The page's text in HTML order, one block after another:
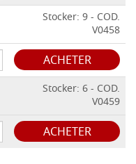
Stocker: 9 - COD.
V0458
ACHETER
Stocker: 6 - COD.
V0459
ACHETER